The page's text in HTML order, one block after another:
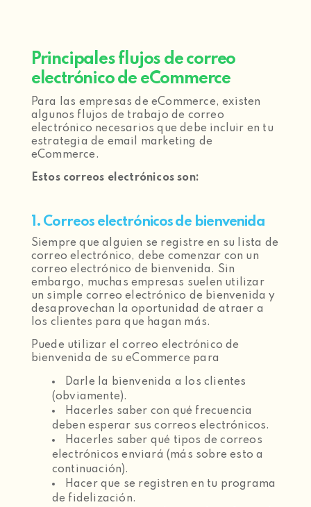
Principales flujos de correo
electrónico de eCommerce
Para las empresas de eCommerce, existen
algunos flujos de trabajo de correo
electrónico necesarios que debe incluir en tu
estrategia de email marketing de
eCommerce.
Estos correos electrónicos son:
1. Correos electrónicos de bienvenida
Siempre que alguien se registre en su lista de
correo electrónico, debe comenzar con un
correo electrónico de bienvenida. Sin
embargo, muchas empresas suelen utilizar
un simple correo electrónico de bienvenida y
desaprovechan la oportunidad de atraer a
los clientes para que hagan más.
Puede utilizar el correo electrónico de
bienvenida de su eCommerce para
Darle la bienvenida a los clientes
(obviamente).
Hacerles saber con qué frecuencia
deben esperar sus correos electrónicos.
Hacerles saber qué tipos de correos
electrónicos enviará (más sobre esto a
continuación).
Hacer que se registren en tu programa
de fidelización.